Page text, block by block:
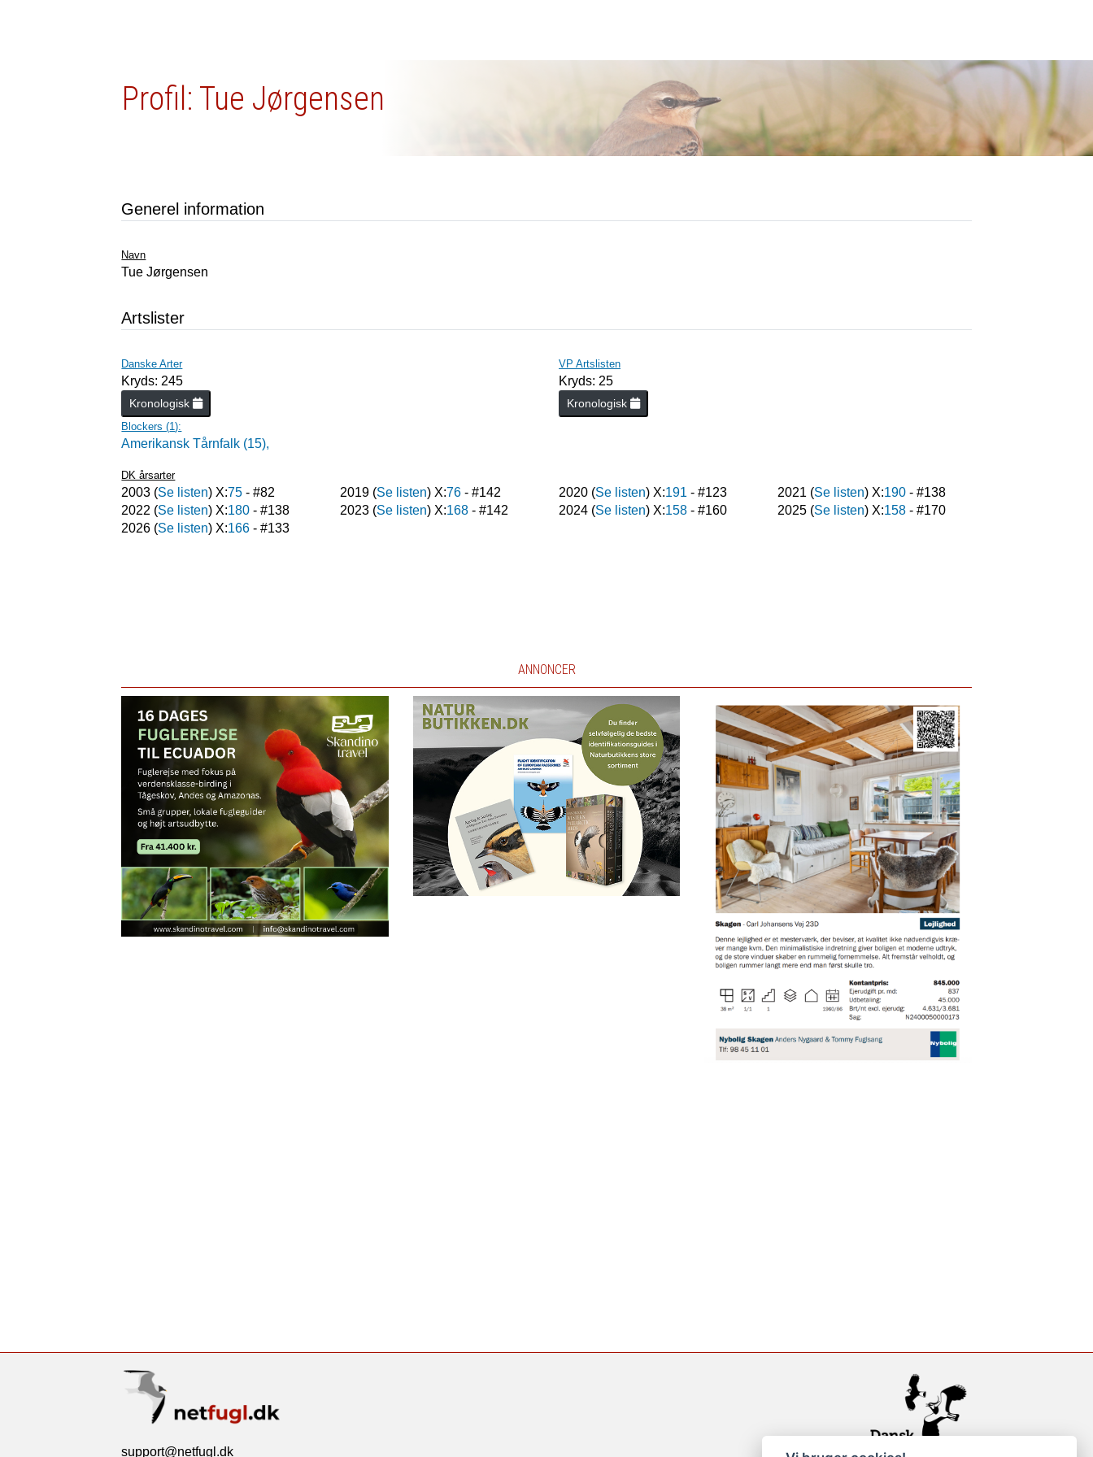
Profil: Tue Jørgensen
Generel information
Navn
Tue Jørgensen
Artslister
Danske Arter
Kryds: 245
Kronologisk
Blockers (1):
Amerikansk Tårnfalk (15),
VP Artslisten
Kryds: 25
Kronologisk
DK årsarter
2003 (Se listen) X:75 - #82 2019 (Se listen) X:76 - #142 2020 (Se listen) X:191 - #123 2021 (Se listen) X:190- #138
2022 (Se listen) X:180 - #138 2023 (Se listen) X:168 - #142 2024 (Se listen) X:158 - #160 2025(Se listen) X:158- #170
2026 (Se listen) X:166 - #133
ANNONCER
support@netfugl.dk